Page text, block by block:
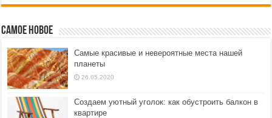
Самое новое
Самые красивые и невероятные места нашей
планеты
26.05.2020
Создаем уютный уголок: как обустроить балкон в
квартире